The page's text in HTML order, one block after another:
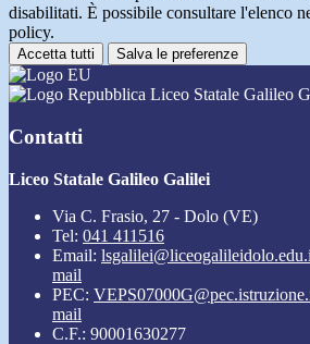
disabilitati. È possibile consultare l'elenco
policy.
Accetta tutti Salva le preferenze
Liceo Statale Galileo
Contatti
Liceo Statale Galileo Galilei
Via C. Frasio, 27 - Dolo (VE)
Tel: 041 411516
Email:
mail
PEC:
mail
C.F.: 90001630277